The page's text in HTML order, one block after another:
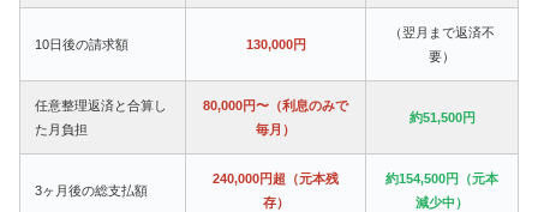
10日後の請求額 130,000円
（翌月まで返済不
要）
任意整理返済と合算し
た月負担
80,000円〜（利息のみで
毎月）
約51,500円
3ヶ月後の総支払額
240,000円超（元本残
存）
約154,500円（元本
減少中）